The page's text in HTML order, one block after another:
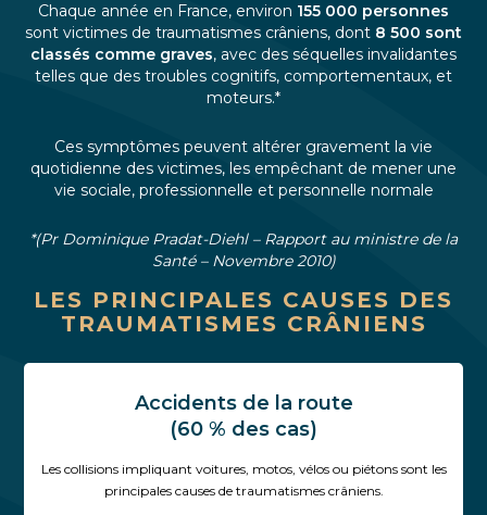
Chaque année en France, environ 155 000 personnes
sont victimes de traumatismes crâniens, dont 8 500 sont
classés comme graves, avec des séquelles invalidantes
telles que des troubles cognitifs, comportementaux, et
moteurs​.*
Ces symptômes peuvent altérer gravement la vie
quotidienne des victimes, les empêchant de mener une
vie sociale, professionnelle et personnelle normale
*(Pr Dominique Pradat-Diehl – Rapport au ministre de la
Santé – Novembre 2010)
LES PRINCIPALES CAUSES DES
TRAUMATISMES CRÂNIENS
Accidents de la route
(60 % des cas)
Les collisions impliquant voitures, motos, vélos ou piétons sont les
principales causes de traumatismes crâniens.